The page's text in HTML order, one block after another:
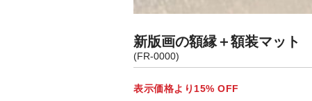
新版画の額縁＋額装マット
(FR-0000)
表示価格より15% OFF